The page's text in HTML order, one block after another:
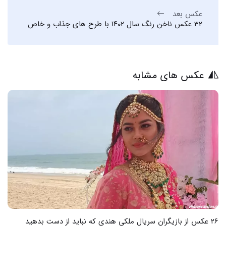
عکس بعد
32 عکس ناخن رنگ سال ۱۴۰۲ با طرح های جذاب و خاص
عکس های مشابه
27 عکس از جذابترین بازیگران مرد کره ای که دل را میربایند